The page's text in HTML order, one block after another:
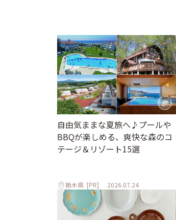
自由気ままな夏旅へ♪プールや
BBQが楽しめる、爽快な森のコ
テージ＆リゾート15選
栃木県 [PR] 2026.07.24